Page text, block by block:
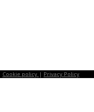
Cookie policy | Privacy Policy